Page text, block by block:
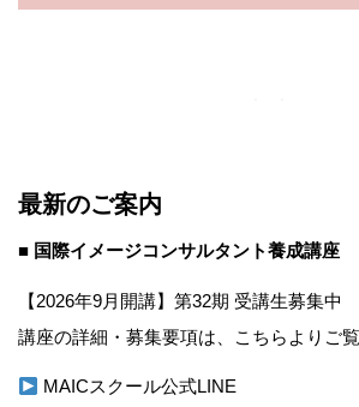
最新のご案内
■ 国際イメージコンサルタント養成講座
【2026年9月開講】第32期 受講生募集中
講座の詳細・募集要項は、こちらよりご覧
MAICスクール公式LINE